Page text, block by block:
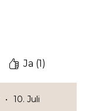
Ja (1)
•
10. Juli